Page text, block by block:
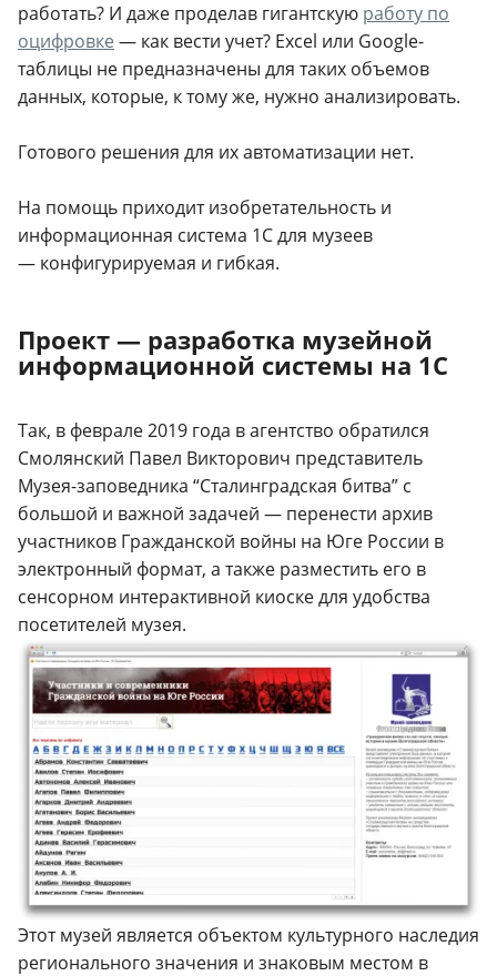
работать? И даже проделав гигантскую работу по
оцифровке — как вести учет? Excel или Google-
таблицы не предназначены для таких объемов
данных, которые, к тому же, нужно анализировать.
Готового решения для их автоматизации нет.
На помощь приходит изобретательность и
информационная система 1С для музеев
— конфигурируемая и гибкая.
Проект — разработка музейной
информационной системы на 1С
Так, в феврале 2019 года в агентство обратился
Смолянский Павел Викторович представитель
Музея-заповедника “Сталинградская битва” с
большой и важной задачей — перенести архив
участников Гражданской войны на Юге России в
электронный формат, а также разместить его в
сенсорном интерактивной киоске для удобства
посетителей музея.
Этот музей является объектом культурного наследия
регионального значения и знаковым местом в